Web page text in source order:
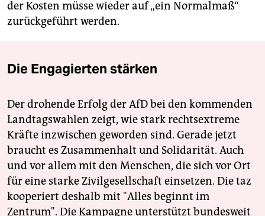
der Kosten müsse wieder auf „ein Normalmaß“
zurückgeführt werden.
Die Engagierten stärken
Der drohende Erfolg der AfD bei den kommenden
Landtagswahlen zeigt, wie stark rechtsextreme
Kräfte inzwischen geworden sind. Gerade jetzt
braucht es Zusammenhalt und Solidarität. Auch
und vor allem mit den Menschen, die sich vor Ort
für eine starke Zivilgesellschaft einsetzen. Die taz
kooperiert deshalb mit "Alles beginnt im
Zentrum". Die Kampagne unterstützt bundesweit